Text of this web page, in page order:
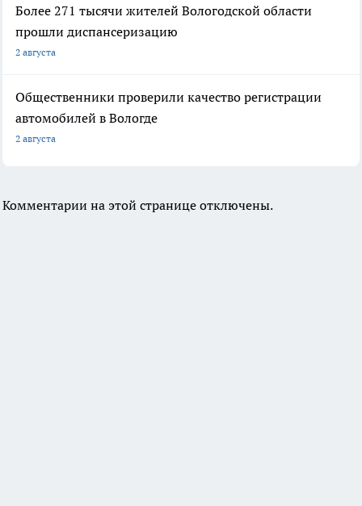
Более 271 тысячи жителей Вологодской области
прошли диспансеризацию
2 августа
Общественники проверили качество регистрации
автомобилей в Вологде
2 августа
Комментарии на этой странице отключены.